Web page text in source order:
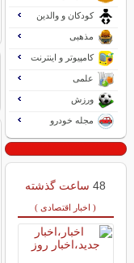
کودکان و والدین
مذهبی
کامپیوتر و اینترنت
علمی
ورزش
مجله خودرو
48 ساعت گذشته
( اخبار اقتصادی )